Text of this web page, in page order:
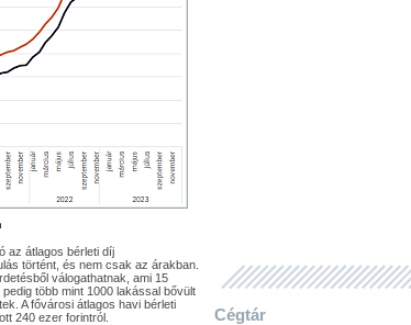
az átlagos bérleti díj
történt, és nem csak az árakban.
válogathatnak, ami 15
több mint 1000 lakással bővült
A fővárosi átlagos havi bérleti
240 ezer forintról.
Cégtár